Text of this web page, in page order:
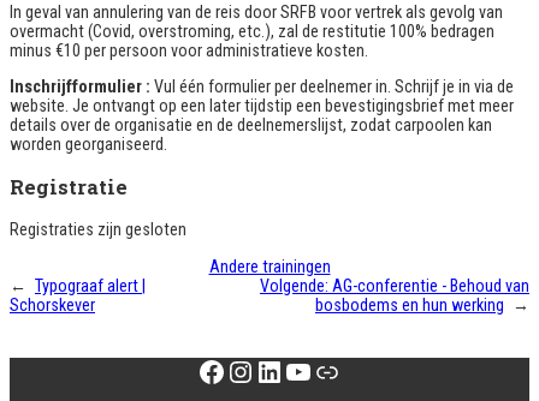
In geval van annulering van de reis door SRFB voor vertrek als gevolg van
overmacht (Covid, overstroming, etc.), zal de restitutie 100% bedragen
minus €10 per persoon voor administratieve kosten.
Inschrijfformulier : Vul één formulier per deelnemer in. Schrijf je in via de
website. Je ontvangt op een later tijdstip een bevestigingsbrief met meer
details over de organisatie en de deelnemerslijst, zodat carpoolen kan
worden georganiseerd.
Registratie
Registraties zijn gesloten
Andere trainingen
← Typograaf alert |
Schorskever
Volgende: AG-conferentie - Behoud van
bosbodems en hun werking
→
Facebook
Instagram
LinkedIn
YouTube
Link